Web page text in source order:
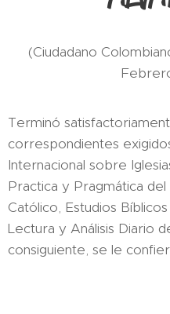
(Ciudadano
Terminó
correspondientes
Internacional sobre
Practica y Pragmática del
Católico, Estudios
Lectura y Análisis Diario
consiguiente, se le